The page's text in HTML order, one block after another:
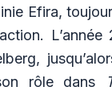
Efira,
rôle dans